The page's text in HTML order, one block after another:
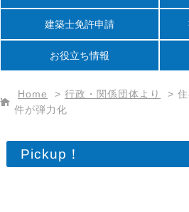
建築士免許申請
お役立ち情報
Home > 行政・関係団体より >
件が弾力化
Pickup！